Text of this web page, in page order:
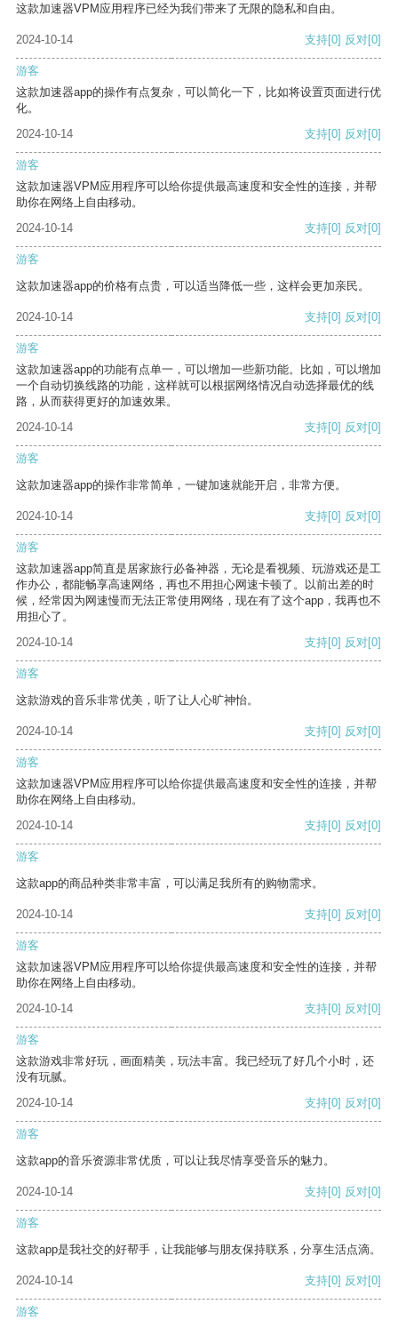
这款加速器VPM应用程序已经为我们带来了无限的隐私和自由。
2024-10-14 支持[0] 反对[0]
游客
这款加速器app的操作有点复杂，可以简化一下，比如将设置页面进行优
化。
2024-10-14
支持[0] 反对[0]
游客
这款加速器VPM应用程序可以给你提供最高速度和安全性的连接，并帮
助你在网络上自由移动。
2024-10-14
支持[0] 反对[0]
游客
这款加速器app的价格有点贵，可以适当降低一些，这样会更加亲民。
2024-10-14 支持[0] 反对[0]
游客
这款加速器app的功能有点单一，可以增加一些新功能。比如，可以增加
一个自动切换线路的功能，这样就可以根据网络情况自动选择最优的线
路，从而获得更好的加速效果。
2024-10-14
支持[0] 反对[0]
游客
这款加速器app的操作非常简单，一键加速就能开启，非常方便。
2024-10-14 支持[0] 反对[0]
游客
这款加速器app简直是居家旅行必备神器，无论是看视频、玩游戏还是工
作办公，都能畅享高速网络，再也不用担心网速卡顿了。以前出差的时
候，经常因为网速慢而无法正常使用网络，现在有了这个app，我再也不
用担心了。
2024-10-14
支持[0] 反对[0]
游客
这款游戏的音乐非常优美，听了让人心旷神怡。
2024-10-14 支持[0] 反对[0]
游客
这款加速器VPM应用程序可以给你提供最高速度和安全性的连接，并帮
助你在网络上自由移动。
2024-10-14
支持[0] 反对[0]
游客
这款app的商品种类非常丰富，可以满足我所有的购物需求。
2024-10-14 支持[0] 反对[0]
游客
这款加速器VPM应用程序可以给你提供最高速度和安全性的连接，并帮
助你在网络上自由移动。
2024-10-14
支持[0] 反对[0]
游客
这款游戏非常好玩，画面精美，玩法丰富。我已经玩了好几个小时，还
没有玩腻。
2024-10-14
支持[0] 反对[0]
游客
这款app的音乐资源非常优质，可以让我尽情享受音乐的魅力。
2024-10-14 支持[0] 反对[0]
游客
这款app是我社交的好帮手，让我能够与朋友保持联系，分享生活点滴。
2024-10-14 支持[0] 反对[0]
游客